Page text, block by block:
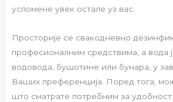
успомене увек остале уз вас.
Просторије се свакодневно
професионалним средствима, а вода
водовода, бушотине или бунара, у
Ваших преференција. Поред тога,
што сматрате потребним за